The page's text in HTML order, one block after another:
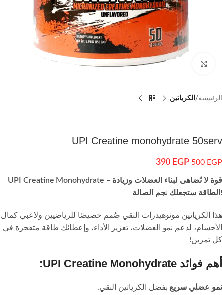
اضغط للتكبير
الرئيسية الكرياتين
UPI Creatine monohydrate 50serv
500EGP
390 EGP
UPI Creatine Monohydrate – قوة لا تُضاهى لبناء العضلات وزيادة
الطاقة ستجعلك نجم الصالة!
هذا الكرياتين مونوهيدرات النقي صُمم خصيصًا للرياضيين ولاعبي كمال
الأجسام، لدعم نمو العضلات، تعزيز الأداء، وإعطائك طاقة متفجرة في
كل تمرين!
أهم فوائد UPI Creatine Monohydrate:
نمو عضلي سريع بفضل الكرياتين النقي.